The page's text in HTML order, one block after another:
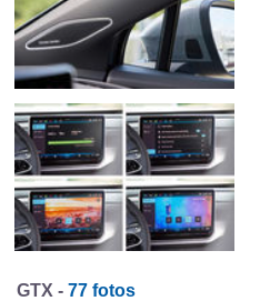
GTX - 77 fotos